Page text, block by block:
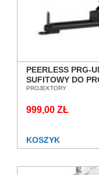
PEERLESS PRG-
SUFITOWY DO
REGULACJĄ
PROJEKTORY
999,00 ZŁ
KOSZYK